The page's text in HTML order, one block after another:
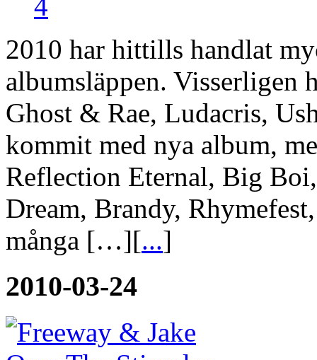
2010 har hittills handlat
albumsläppen. Visserligen
Ghost & Rae, Ludacris,
kommit med nya album,
Reflection Eternal, Big
Dream, Brandy,
många […][...]
2010-03-24